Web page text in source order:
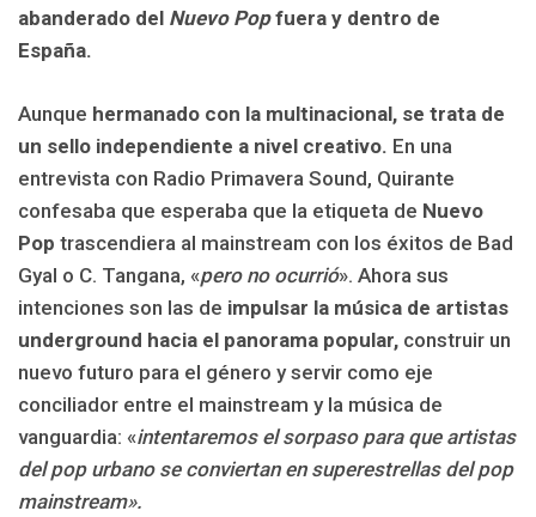
abanderado del Nuevo Popfuera y dentro de
España.
Aunque hermanado con la multinacional, se trata de
un sello independiente a nivel creativo. En una
entrevista con Radio Primavera Sound, Quirante
confesaba que esperaba que la etiqueta de Nuevo
Pop trascendiera al mainstream con los éxitos de Bad
Gyal o C. Tangana, «pero no ocurrió». Ahora sus
intenciones son las de impulsar la música de artistas
underground hacia el panorama popular, construir un
nuevo futuro para el género y servir como eje
conciliador entre el mainstream y la música de
vanguardia: «intentaremos el sorpaso para que artistas
del pop urbano se conviertan en superestrellas del pop
mainstream».